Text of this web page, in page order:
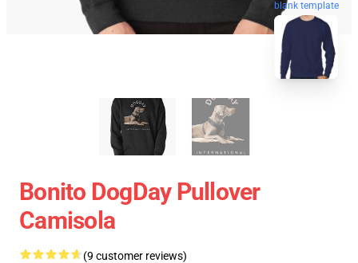
blank template
Bonito DogDay Pullover
Camisola
(9 customer reviews)